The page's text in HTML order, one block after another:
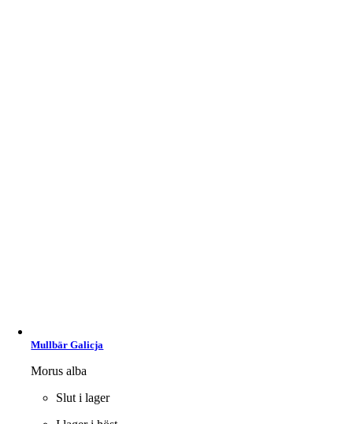
Mullbär Galicja
Morus alba
Slut i lager